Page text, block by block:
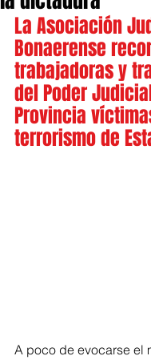
La Asociación
Bonaerense
trabajadoras y
del Poder
Provincia
terrorismo de
A poco de evocarse el